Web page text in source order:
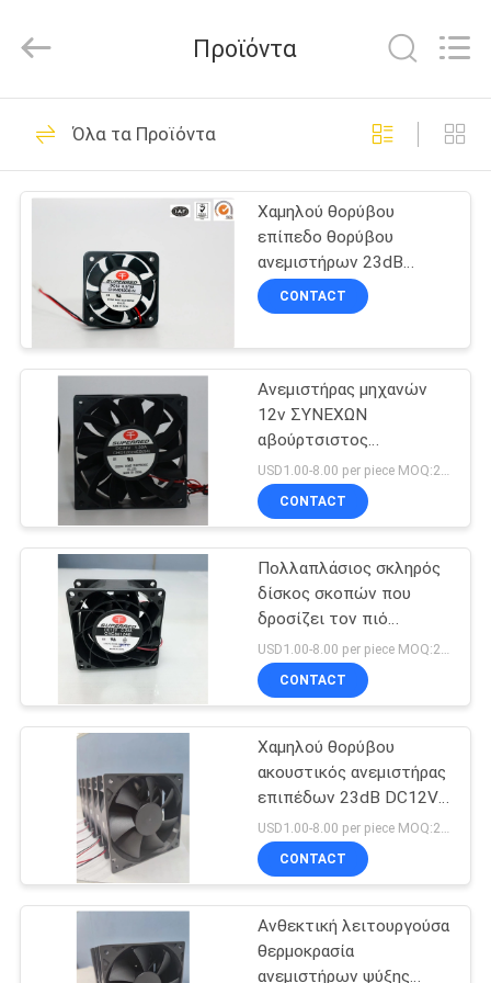
ΣΠΊΤΙ
ΠΡΟΪΌΝΤΑ
ΕΜΦΆΝΙΣΗ
VR
ΠΕΡΊΠΟΥ
ΕΜΕΊΣ
ΓΎΡΟΣ
ΕΡΓΟΣΤΑΣΊΩΝ
ΠΟΙΟΤΙΚΌΣ
ΈΛΕΓΧΟΣ
ΕΛΆΤΕ
ΕΠΑΦΉ
ΕΙΔΉΣΕΙΣ
Co.,Ltd.
ΣΥΝΕΧΗΣ
ανεμιστήρας
81
Ανεμιστήρας
κεντρικών
υπολογιστών
35
Ανεμιστήρας
οχημάτων
ΣΥΝΕΧΗΣ ΚΜΕ
ανεμιστήρας
150
Προϊόντα
Όλα τα Προϊόντα
Χαμηλού θορύβου
επίπεδο θορύβου
ανεμιστήρων 23dB
οχημάτων 0.075A
4000RPM
CONTACT
Ανεμιστήρας μηχανών
12v ΣΥΝΕΧΩΝ
αβούρτσιστος
ανεμιστήρων
ανεφοδιασμού
εργοστασίων ΣΥΝΕΧΉΣ
USD1.00-8.00 per piece MOQ:2000 PC
CONTACT
Πολλαπλάσιος σκληρός
δίσκος σκοπών που
δροσίζει τον πιό
δροσερό ανεμιστήρα
80x80x38mm ΚΜΕ
CONTACT
Χαμηλού θορύβου
ακουστικός ανεμιστήρας
επιπέδων 23dB DC12V
για τη βιομηχανική
χρήση
CONTACT
Ανθεκτική λειτουργούσα
θερμοκρασία
ανεμιστήρων ψύξης